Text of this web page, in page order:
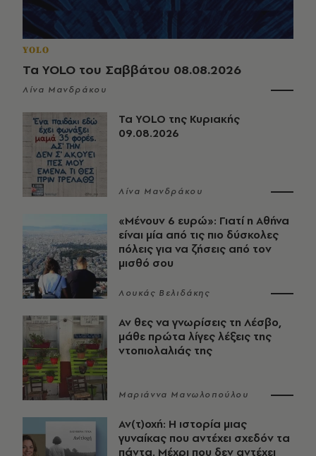
YOLO
Τα YOLO του Σαββάτου 08.08.2026
Λίνα Μανδράκου
Τα YOLO της Κυριακής
09.08.2026
Λίνα Μανδράκου
«Μένουν 6 ευρώ»: Γιατί η Αθήνα
είναι μία από τις πιο δύσκολες
πόλεις για να ζήσεις από τον
μισθό σου
Λουκάς Βελιδάκης
Αν θες να γνωρίσεις τη Λέσβο,
μάθε πρώτα λίγες λέξεις της
ντοπιολαλιάς της
Μαριάννα Μανωλοπούλου
Αν(τ)οχή: Η ιστορία μιας
γυναίκας που αντέχει σχεδόν τα
πάντα. Μέχρι που δεν αντέχει